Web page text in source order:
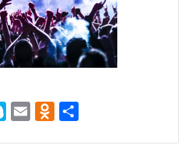
Skype
EmailOdnoklassniki